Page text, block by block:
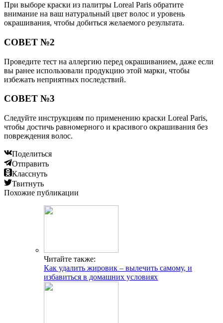
При выборе краски из палитры Loreal Paris обратите
внимание на ваш натуральный цвет волос и уровень
окрашивания, чтобы добиться желаемого результата.
СОВЕТ №2
Проведите тест на аллергию перед окрашиванием, даже если
вы ранее использовали продукцию этой марки, чтобы
избежать неприятных последствий.
СОВЕТ №3
Следуйте инструкциям по применению краски Loreal Paris,
чтобы достичь равномерного и красивого окрашивания без
повреждения волос.
Поделиться
Отправить
Класснуть
Твитнуть
Похожие публикации
Читайте также:
Как удалить жировик – вылечить самому, и
избавиться в домашних условиях